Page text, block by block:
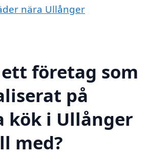
nära Ullånger
företag som
på
kök i Ullånger
med?